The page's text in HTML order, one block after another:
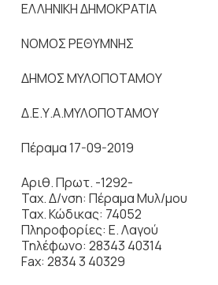
ΕΛΛΗΝΙΚΗ ΔΗΜΟΚΡΑΤΙΑ
ΝΟΜΟΣ ΡΕΘΥΜΝΗΣ
ΔΗΜΟΣ ΜΥΛΟΠΟΤΑΜΟΥ
Δ.Ε.Υ.Α.ΜΥΛΟΠΟΤΑΜΟΥ
Πέραμα 17-09-2019
Αριθ. Πρωτ. -1292-
Ταχ. Δ/νση: Πέραμα Μυλ/μου
Ταχ. Κώδικας: 74052
Πληροφορίες: Ε. Λαγού
Τηλέφωνο: 28343 40314
Fax: 2834 3 40329